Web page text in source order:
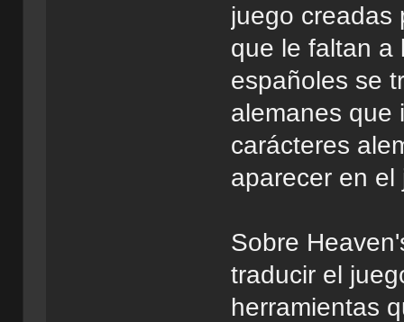
juego
que le faltan a
españoles se
alemanes que
carácteres
aparecer en el
Sobre
traducir el
herramientas